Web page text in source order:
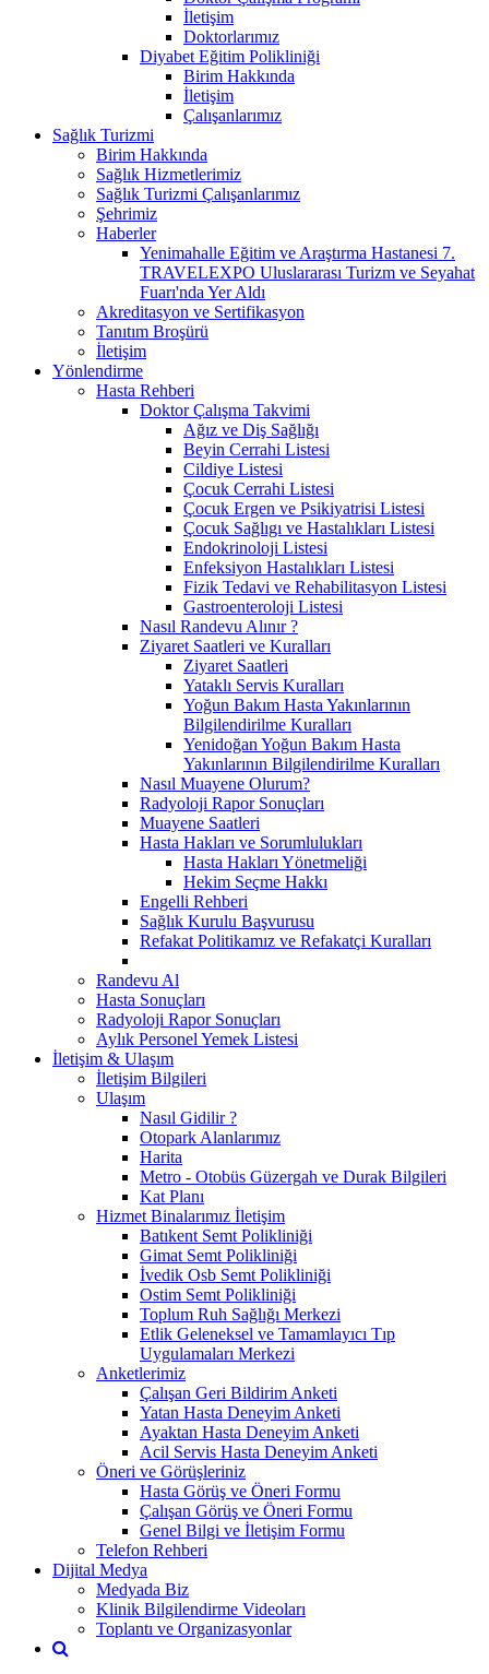
İletişim
Doktorlarımız
Diyabet Eğitim Polikliniği
Birim Hakkında
İletişim
Çalışanlarımız
Sağlık Turizmi
Birim Hakkında
Sağlık Hizmetlerimiz
Sağlık Turizmi Çalışanlarımız
Şehrimiz
Haberler
Yenimahalle Eğitim ve Araştırma Hastanesi 7.
TRAVELEXPO Uluslararası Turizm ve Seyahat
Fuarı'nda Yer Aldı
Akreditasyon ve Sertifikasyon
Tanıtım Broşürü
İletişim
Yönlendirme
Hasta Rehberi
Doktor Çalışma Takvimi
Ağız ve Diş Sağlığı
Beyin Cerrahi Listesi
Cildiye Listesi
Çocuk Cerrahi Listesi
Çocuk Ergen ve Psikiyatrisi Listesi
Çocuk Sağlıgı ve Hastalıkları Listesi
Endokrinoloji Listesi
Enfeksiyon Hastalıkları Listesi
Fizik Tedavi ve Rehabilitasyon Listesi
Gastroenteroloji Listesi
Nasıl Randevu Alınır ?
Ziyaret Saatleri ve Kuralları
Ziyaret Saatleri
Yataklı Servis Kuralları
Yoğun Bakım Hasta Yakınlarının
Bilgilendirilme Kuralları
Yenidoğan Yoğun Bakım Hasta
Yakınlarının Bilgilendirilme Kuralları
Nasıl Muayene Olurum?
Radyoloji Rapor Sonuçları
Muayene Saatleri
Hasta Hakları ve Sorumlulukları
Hasta Hakları Yönetmeliği
Hekim Seçme Hakkı
Engelli Rehberi
Sağlık Kurulu Başvurusu
Refakat Politikamız ve Refakatçi Kuralları
Randevu Al
Hasta Sonuçları
Radyoloji Rapor Sonuçları
Aylık Personel Yemek Listesi
İletişim & Ulaşım
İletişim Bilgileri
Ulaşım
Nasıl Gidilir ?
Otopark Alanlarımız
Harita
Metro - Otobüs Güzergah ve Durak Bilgileri
Kat Planı
Hizmet Binalarımız İletişim
Batıkent Semt Polikliniği
Gimat Semt Polikliniği
İvedik Osb Semt Polikliniği
Ostim Semt Polikliniği
Toplum Ruh Sağlığı Merkezi
Etlik Geleneksel ve Tamamlayıcı Tıp
Uygulamaları Merkezi
Anketlerimiz
Çalışan Geri Bildirim Anketi
Yatan Hasta Deneyim Anketi
Ayaktan Hasta Deneyim Anketi
Acil Servis Hasta Deneyim Anketi
Öneri ve Görüşleriniz
Hasta Görüş ve Öneri Formu
Çalışan Görüş ve Öneri Formu
Genel Bilgi ve İletişim Formu
Telefon Rehberi
Dijital Medya
Medyada Biz
Klinik Bilgilendirme Videoları
Toplantı ve Organizasyonlar